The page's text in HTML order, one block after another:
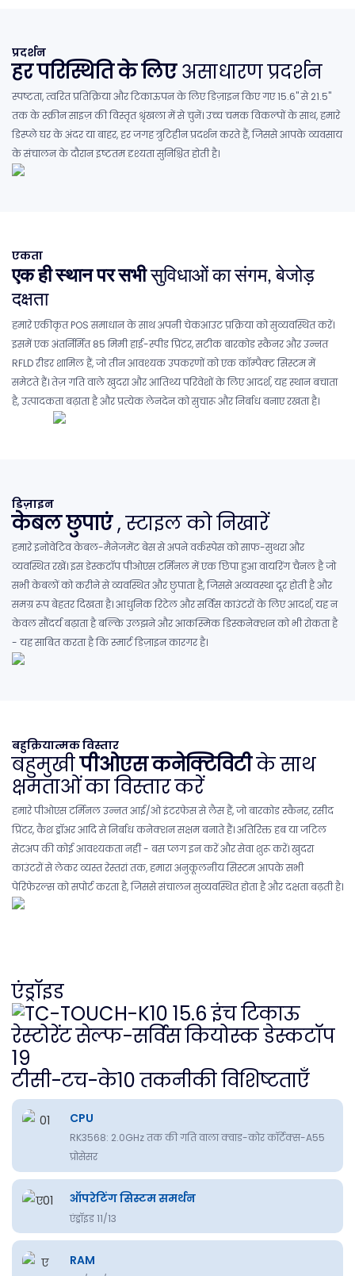
प्रदर्शन
हर परिस्थिति के लिएअसाधारण प्रदर्शन
स्पष्टता, त्वरित प्रतिक्रिया और टिकाऊपन के लिए डिज़ाइन किए गए 15.6" से 21.5"
तक के स्क्रीन साइज़ की विस्तृत श्रृंखला में से चुनें। उच्च चमक विकल्पों के साथ, हमारे
डिस्प्ले घर के अंदर या बाहर, हर जगह त्रुटिहीन प्रदर्शन करते हैं, जिससे आपके व्यवसाय
के संचालन के दौरान इष्टतम दृश्यता सुनिश्चित होती है।
एकता
एक ही स्थान पर सभी सुविधाओं का संगम, बेजोड़
दक्षता
हमारे एकीकृत POS समाधान के साथ अपनी चेकआउट प्रक्रिया को सुव्यवस्थित करें।
इसमें एक अंतर्निर्मित 85 मिमी हाई-स्पीड प्रिंटर, सटीक बारकोड स्कैनर और उन्नत
RFLD रीडर शामिल हैं, जो तीन आवश्यक उपकरणों को एक कॉम्पैक्ट सिस्टम में
समेटते हैं। तेज़ गति वाले खुदरा और आतिथ्य परिवेशों के लिए आदर्श, यह स्थान बचाता
है, उत्पादकता बढ़ाता है और प्रत्येक लेनदेन को सुचारू और निर्बाध बनाए रखता है।
डिज़ाइन
केबल छुपाएं, स्टाइल को निखारें
हमारे इनोवेटिव केबल-मैनेजमेंट बेस से अपने वर्कस्पेस को साफ-सुथरा और
व्यवस्थित रखें। इस डेस्कटॉप पीओएस टर्मिनल में एक छिपा हुआ वायरिंग चैनल है जो
सभी केबलों को करीने से व्यवस्थित और छुपाता है, जिससे अव्यवस्था दूर होती है और
समग्र रूप बेहतर दिखता है। आधुनिक रिटेल और सर्विस काउंटरों के लिए आदर्श, यह न
केवल सौंदर्य बढ़ाता है बल्कि उलझने और आकस्मिक डिस्कनेक्शन को भी रोकता है
- यह साबित करता है कि स्मार्ट डिज़ाइन कारगर है।
बहुक्रियात्मक विस्तार
बहुमुखीपीओएस कनेक्टिविटीके साथ
क्षमताओं का विस्तार करें
हमारे पीओएस टर्मिनल उन्नत आई/ओ इंटरफेस से लैस हैं, जो बारकोड स्कैनर, रसीद
प्रिंटर, कैश ड्रॉअर आदि से निर्बाध कनेक्शन सक्षम बनाते हैं। अतिरिक्त हब या जटिल
सेटअप की कोई आवश्यकता नहीं - बस प्लग इन करें और सेवा शुरू करें। खुदरा
काउंटरों से लेकर व्यस्त रेस्तरां तक, हमारा अनुकूलनीय सिस्टम आपके सभी
पेरिफेरल्स को सपोर्ट करता है, जिससे संचालन सुव्यवस्थित होता है और दक्षता बढ़ती है।
एंड्रॉइड
टीसी-टच-के10 तकनीकी विशिष्टताएँ
CPU
RK3568: 2.0GHz तक की गति वाला क्वाड-कोर कॉर्टेक्स-A55
प्रोसेसर
ऑपरेटिंग सिस्टम समर्थन
एंड्रॉइड 11/13
RAM